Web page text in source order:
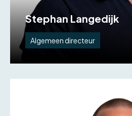
Stephan Langedijk
Algemeen directeur